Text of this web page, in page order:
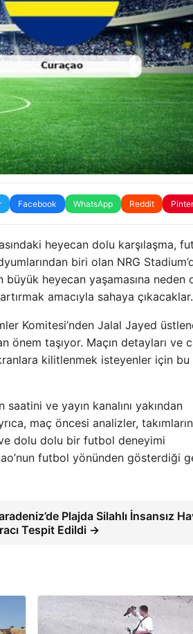
Facebook WhatsApp Reddit
heyecan dolu karşılaşma,
biri olan NRG
heyecan yaşamasına neden
amacıyla sahaya çıkacaklar.
Komitesi’nden Jalal Jayed
taşıyor. Maçın detayları ve
kilitlenmek isteyenler için bu
ve yayın kanalını yakından
maç öncesi analizler,
dolu dolu bir futbol deneyimi
futbol yönünden gösterdiği
Plajda Silahlı İnsansız
Tespit Edildi →